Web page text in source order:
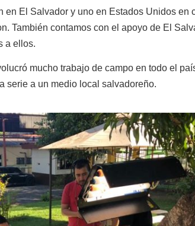
en El Salvador y uno en Estados Unidos en
También contamos con el apoyo de El
a ellos.
mucho trabajo de campo en todo el
serie a un medio local salvadoreño.